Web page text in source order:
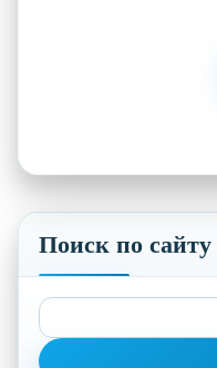
Поиск по сайту
Найти: